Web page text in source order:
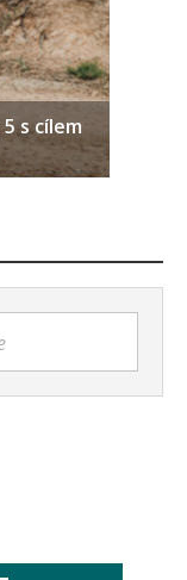
s cílem